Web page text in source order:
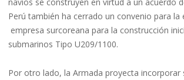
Perú también ha cerrado un convenio para
empresa surcoreana para la construcción
submarinos Tipo U209/1100.
Por otro lado, la Armada proyecta incorporar